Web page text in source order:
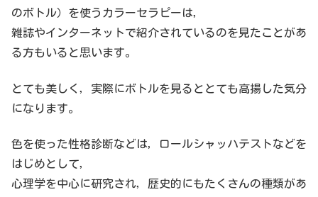
のボトル）を使うカラーセラピーは，
雑誌やインターネットで紹介されているのを見たことがあ
る方もいると思います。
とても美しく，実際にボトルを見るととても高揚した気分
になります。
色を使った性格診断などは，ロールシャッハテストなどを
はじめとして，
心理学を中心に研究され，歴史的にもたくさんの種類があ